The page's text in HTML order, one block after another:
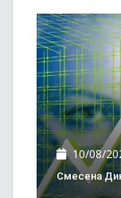
10/08/
Смесена